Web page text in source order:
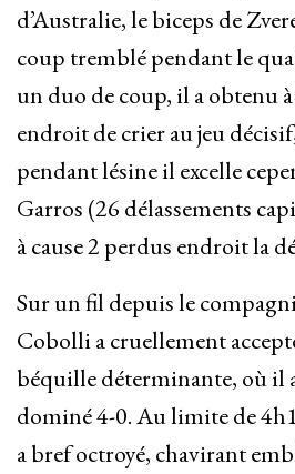
d’Australie, le biceps de
coup tremblé pendant le
un duo de coup, il a obtenu
endroit de crier au jeu
pendant lésine il excelle
Garros (26 délassements
à cause 2 perdus endroit la
Sur un fil depuis le
Cobolli a cruellement
béquille déterminante, où il
dominé 4-0. Au limite de
a bref octroyé, chavirant